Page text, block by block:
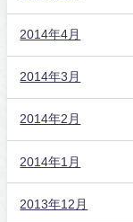
2014年4月
2014年3月
2014年2月
2014年1月
2013年12月